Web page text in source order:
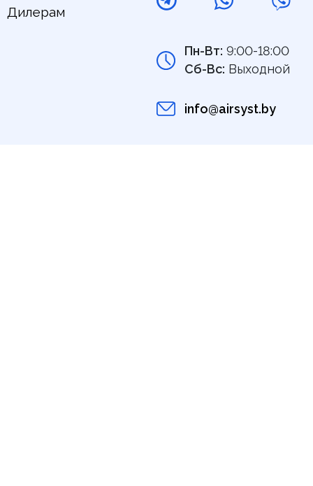
Дилерам
Пн-Вт: 9:00-18:00
Сб-Вс: Выходной
info@airsyst.by